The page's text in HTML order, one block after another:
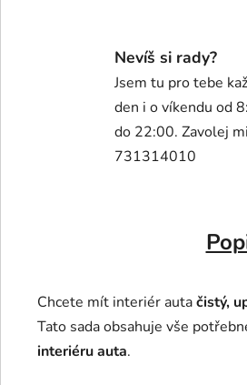
Nevíš si rady?
Jsem tu pro tebe
den i o víkendu od
do 22:00. Zavolej
731314010
Chcete mít interiér autačistý,
Tato sada obsahuje vše
interiéru auta.